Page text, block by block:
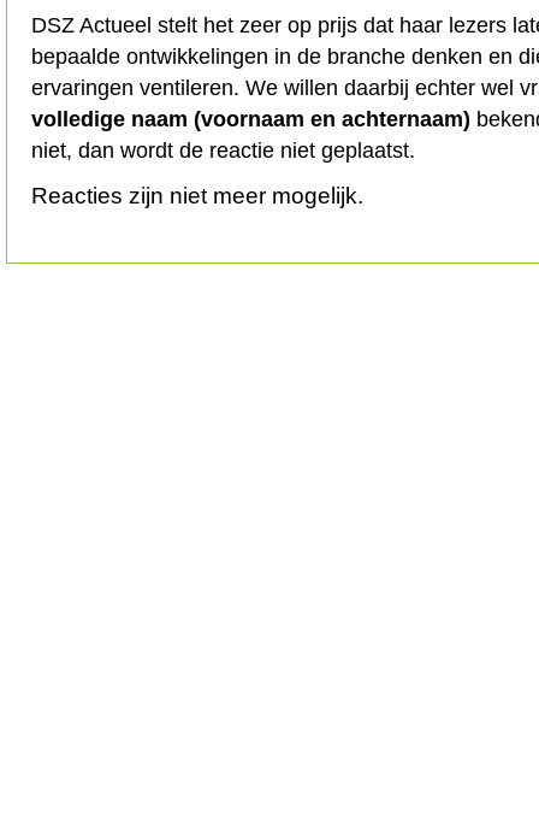
DSZ Actueel stelt het zeer op prijs dat haar lezers
bepaalde ontwikkelingen in de branche denken en
ervaringen ventileren. We willen daarbij echter wel
volledige naam (voornaam en achternaam)
niet, dan wordt de reactie niet geplaatst.
Reacties zijn niet meer mogelijk.